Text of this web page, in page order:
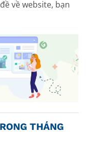
về website, bạn
THÁNG